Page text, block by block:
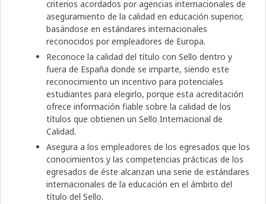
criterios acordados por agencias internacionales de
aseguramiento de la calidad en educación superior,
basándose en estándares internacionales
reconocidos por empleadores de Europa.
Reconoce la calidad del título con Sello dentro y
fuera de España donde se imparte, siendo este
reconocimiento un incentivo para potenciales
estudiantes para elegirlo, porque esta acreditación
ofrece información fiable sobre la calidad de los
títulos que obtienen un Sello Internacional de
Calidad.
Asegura a los empleadores de los egresados que los
conocimientos y las competencias prácticas de los
egresados de éste alcanzan una serie de estándares
internacionales de la educación en el ámbito del
título del Sello.